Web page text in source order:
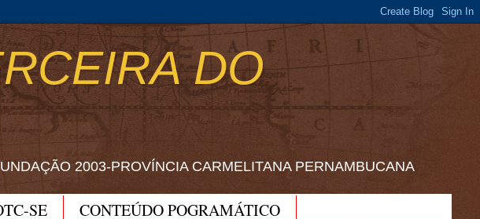
DO
2003-PROVÍNCIA CARMELITANA PERNAMBUCANA
SE
CONTEÚDO POGRAMÁTICO